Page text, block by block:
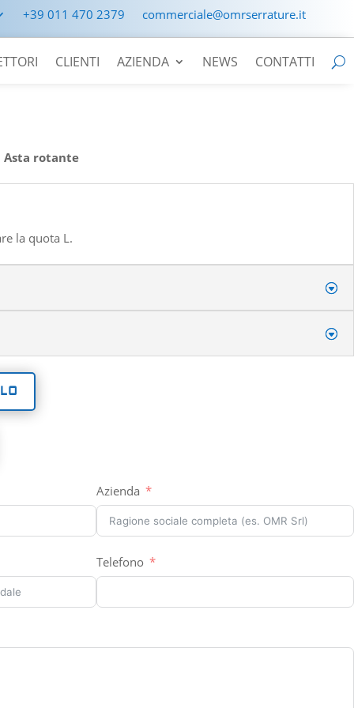
+39 011 470 2379 commerciale@omrserrature.it
CLIENTI AZIENDA NEWS CONTATTI
Asta rotante
la quota L.
Azienda
Telefono